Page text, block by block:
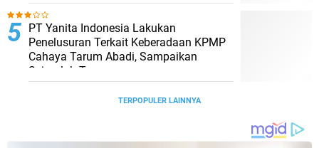
PT Yanita Indonesia Lakukan
Penelusuran Terkait Keberadaan KPMP
Cahaya Tarum Abadi, Sampaikan
Sejumlah Temuan
TERPOPULER LAINNYA